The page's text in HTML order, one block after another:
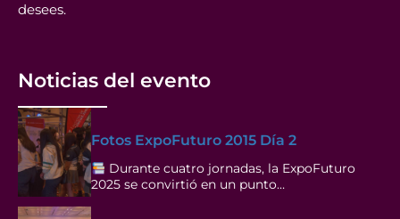
desees.
Noticias del evento
Fotos ExpoFuturo 2015 Día 2
Durante cuatro jornadas, la ExpoFuturo
2025 se convirtió en un punto…